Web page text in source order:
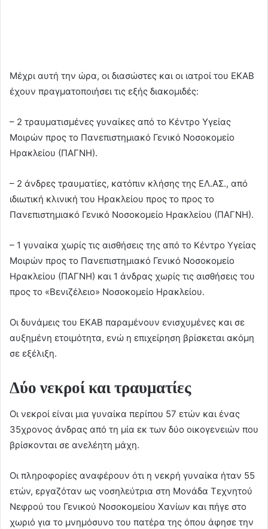
Μέχρι αυτή την ώρα, οι διασώστες και οι ιατροί του ΕΚΑΒ
έχουν πραγματοποιήσει τις εξής διακομιδές:
– 2 τραυματισμένες γυναίκες από το Κέντρο Υγείας
Μοιρών προς το Πανεπιστημιακό Γενικό Νοσοκομείο
Ηρακλείου (ΠΑΓΝΗ).
– 2 άνδρες τραυματίες, κατόπιν κλήσης της ΕΛ.ΑΣ., από
ιδιωτική κλινική του Ηρακλείου προς το προς το
Πανεπιστημιακό Γενικό Νοσοκομείο Ηρακλείου (ΠΑΓΝΗ).
– 1 γυναίκα χωρίς τις αισθήσεις της από το Κέντρο Υγείας
Μοιρών προς το Πανεπιστημιακό Γενικό Νοσοκομείο
Ηρακλείου (ΠΑΓΝΗ) και 1 άνδρας χωρίς τις αισθήσεις του
προς το «Βενιζέλειο» Νοσοκομείο Ηρακλείου.
Οι δυνάμεις του ΕΚΑΒ παραμένουν ενισχυμένες και σε
αυξημένη ετοιμότητα, ενώ η επιχείρηση βρίσκεται ακόμη
σε εξέλιξη.
Δύο νεκροί και τραυματίες
Οι νεκροί είναι μια γυναίκα περίπου 57 ετών και ένας
35χρονος άνδρας από τη μία εκ των δύο οικογενειών που
βρίσκονται σε ανελέητη μάχη.
Οι πληροφορίες αναφέρουν ότι η νεκρή γυναίκα ήταν 55
ετών, εργαζόταν ως νοσηλεύτρια στη Μονάδα Τεχνητού
Νεφρού του Γενικού Νοσοκομείου Χανίων και πήγε στο
χωριό για το μνημόσυνο του πατέρα της όπου άφησε την